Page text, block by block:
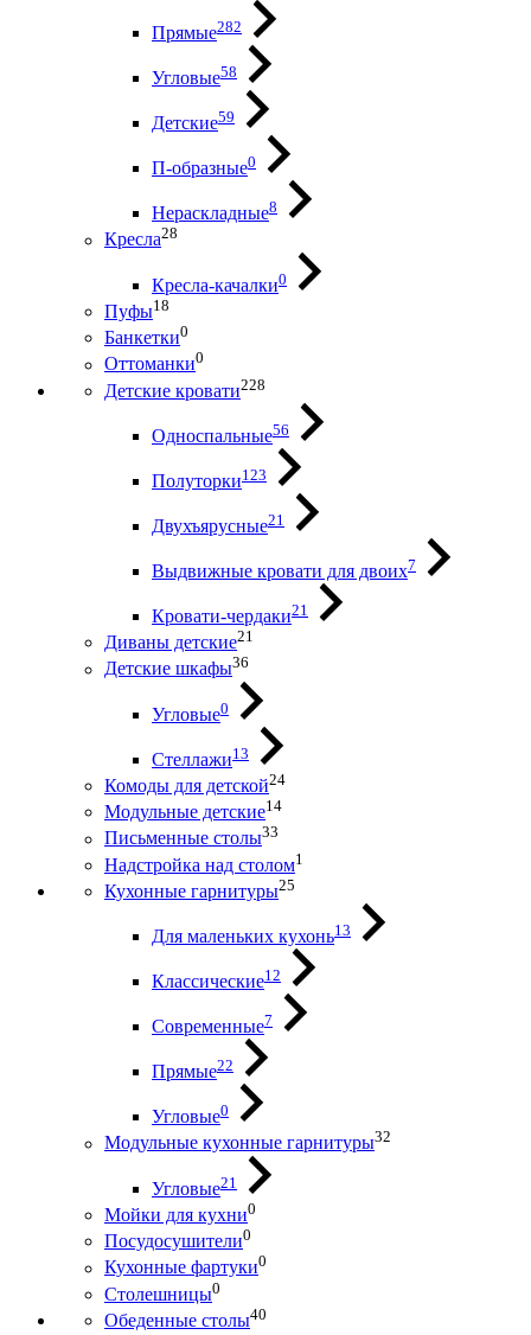
Прямые282
Угловые58
Детские59
П-образные0
Нераскладные8
Кресла28
Кресла-качалки0
Пуфы18
Банкетки0
Оттоманки0
Детские кровати228
Односпальные56
Полуторки123
Двухъярусные21
Выдвижные кровати для двоих7
Кровати-чердаки21
Диваны детские21
Детские шкафы36
Угловые0
Стеллажи13
Комоды для детской24
Модульные детские14
Письменные столы33
Надстройка над столом1
Кухонные гарнитуры25
Для маленьких кухонь13
Классические12
Современные7
Прямые22
Угловые0
Модульные кухонные гарнитуры32
Угловые21
Мойки для кухни0
Посудосушители0
Кухонные фартуки0
Столешницы0
Обеденные столы40